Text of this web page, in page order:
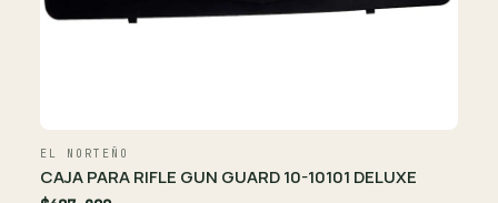
EL NORTEÑO
CAJA PARA RIFLE GUN GUARD 10-10101 DELUXE